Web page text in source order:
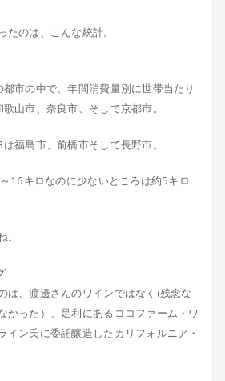
のは、こんな統計。
市の中で、年間消費量別に世帯当たり
山市、奈良市、そして京都市。
福島市、前橋市そして長野市。
16キロなのに少ないところは約5キロ
は、渡邊さんのワインではなく(残念な
かった）、足利にあるココファーム・ワ
イン氏に委託醸造したカリフォルニア・